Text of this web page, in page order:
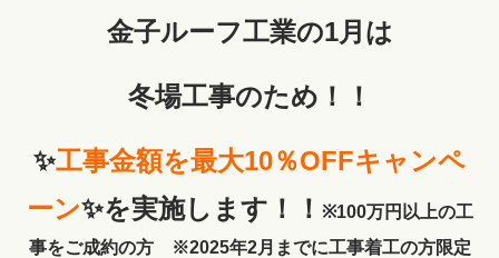
金子ルーフ工業の1月は
冬場工事のため！！
✨工事金額を最大10％OFFキャンペ
ーン✨を実施します！！ ※100万円以上の工
事をご成約の方 ※2025年2月までに工事着工の方限定